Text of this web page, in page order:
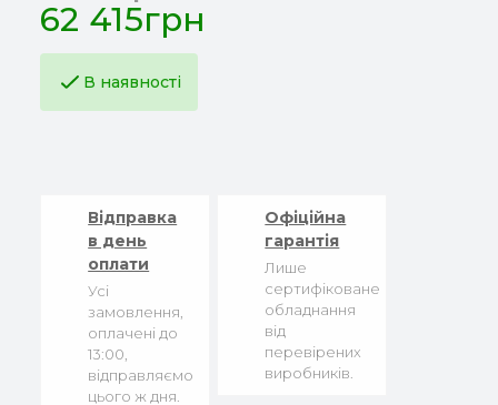
62 415грн
В наявності
Відправка
в день
оплати
Усі
замовлення,
оплачені до
13:00,
відправляємо
цього ж дня.
Офіційна
гарантія
Лише
сертифіковане
обладнання
від
перевірених
виробників.